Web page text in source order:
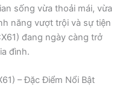
sống vừa thoải mái, vừa
năng vượt trội và sự tiện
đang ngày càng trở
đình.
– Đặc Điểm Nổi Bật